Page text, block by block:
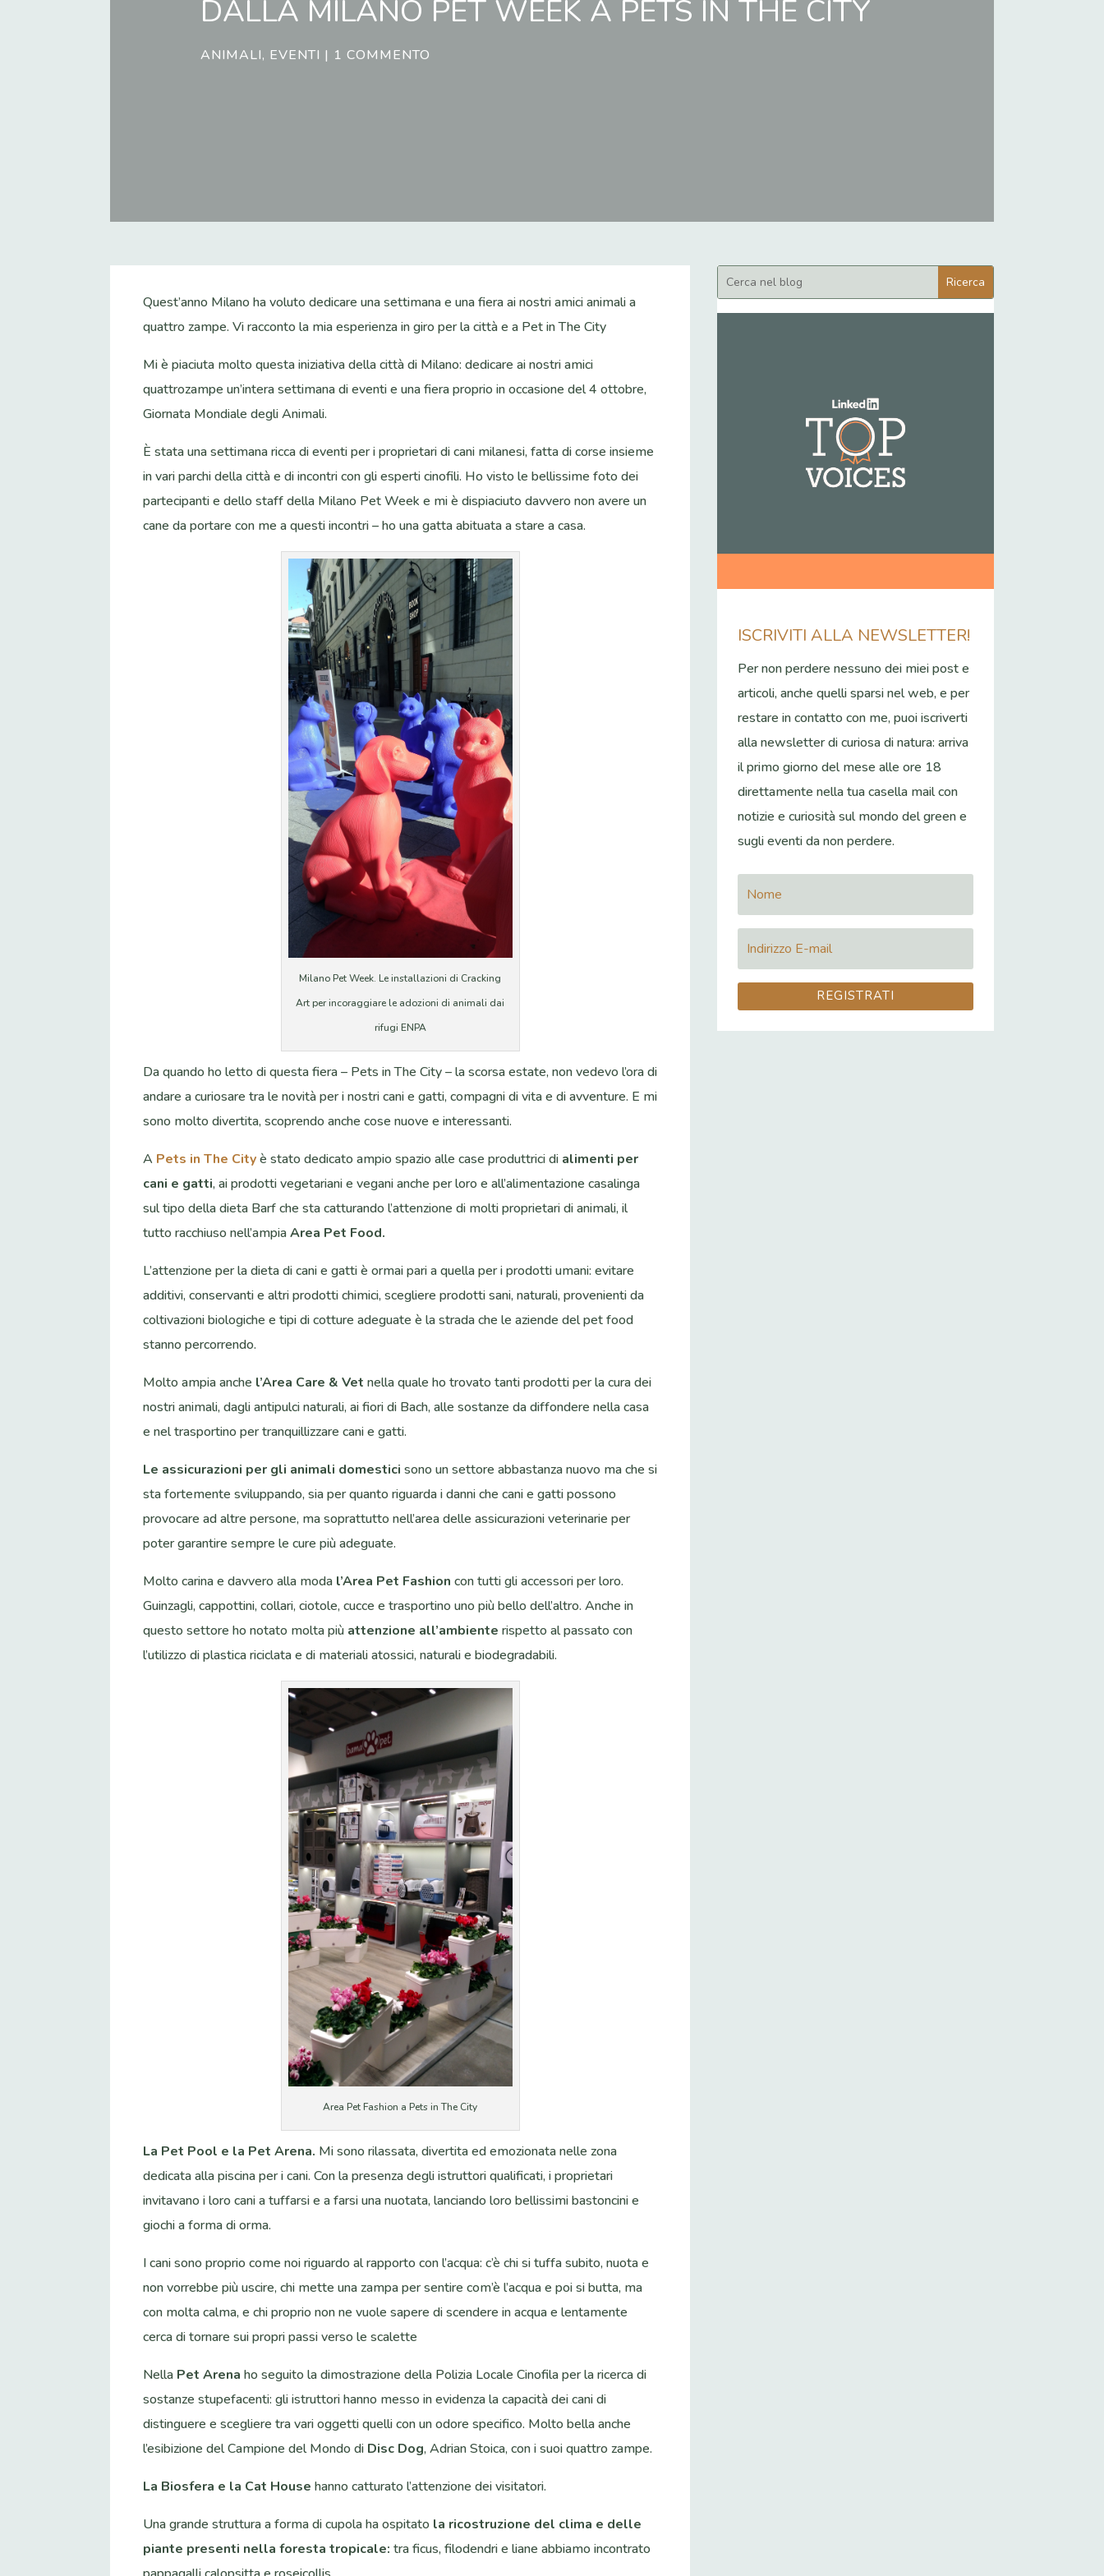
DALLA MILANO PET WEEK A PETS IN THE CITY
ANIMALI, EVENTI | 1 COMMENTO
Quest’anno Milano ha voluto dedicare una settimana e una fiera ai nostri amici animali a
quattro zampe. Vi racconto la mia esperienza in giro per la città e a Pet in The City
Mi è piaciuta molto questa iniziativa della città di Milano: dedicare ai nostri amici
quattrozampe un’intera settimana di eventi e una fiera proprio in occasione del 4 ottobre,
Giornata Mondiale degli Animali.
È stata una settimana ricca di eventi per i proprietari di cani milanesi, fatta di corse insieme
in vari parchi della città e di incontri con gli esperti cinofili. Ho visto le bellissime foto dei
partecipanti e dello staff della Milano Pet Week e mi è dispiaciuto davvero non avere un
cane da portare con me a questi incontri – ho una gatta abituata a stare a casa.
Milano Pet Week. Le installazioni di Cracking
Art per incoraggiare le adozioni di animali dai
rifugi ENPA
Da quando ho letto di questa fiera – Pets in The City – la scorsa estate, non vedevo l’ora di
andare a curiosare tra le novità per i nostri cani e gatti, compagni di vita e di avventure. E mi
sono molto divertita, scoprendo anche cose nuove e interessanti.
A Pets in The Cityè stato dedicato ampio spazio alle case produttrici di alimenti per
cani e gatti, ai prodotti vegetariani e vegani anche per loro e all’alimentazione casalinga
sul tipo della dieta Barf che sta catturando l’attenzione di molti proprietari di animali, il
tutto racchiuso nell’ampiaArea Pet Food.
L’attenzione per la dieta di cani e gatti è ormai pari a quella per i prodotti umani: evitare
additivi, conservanti e altri prodotti chimici, scegliere prodotti sani, naturali, provenienti da
coltivazioni biologiche e tipi di cotture adeguate è la strada che le aziende del pet food
stanno percorrendo.
Molto ampia anche l’Area Care & Vet nella quale ho trovato tanti prodotti per la cura dei
nostri animali, dagli antipulci naturali, ai fiori di Bach, alle sostanze da diffondere nella casa
e nel trasportino per tranquillizzare cani e gatti.
Le assicurazioni per gli animali domestici sono un settore abbastanza nuovo ma che si
sta fortemente sviluppando, sia per quanto riguarda i danni che cani e gatti possono
provocare ad altre persone, ma soprattutto nell’area delle assicurazioni veterinarie per
poter garantire sempre le cure più adeguate.
Molto carina e davvero alla moda l’Area Pet Fashion con tutti gli accessori per loro.
Guinzagli, cappottini, collari, ciotole, cucce e trasportino uno più bello dell’altro. Anche in
questo settore ho notato molta più attenzione all’ambiente rispetto al passato con
l’utilizzo di plastica riciclata e di materiali atossici, naturali e biodegradabili.
Area Pet Fashion a Pets in The City
La Pet Pool e la Pet Arena. Mi sono rilassata, divertita ed emozionata nelle zona
dedicata alla piscina per i cani. Con la presenza degli istruttori qualificati, i proprietari
invitavano i loro cani a tuffarsi e a farsi una nuotata, lanciando loro bellissimi bastoncini e
giochi a forma di orma.
I cani sono proprio come noi riguardo al rapporto con l’acqua: c’è chi si tuffa subito, nuota e
non vorrebbe più uscire, chi mette una zampa per sentire com’è l’acqua e poi si butta, ma
con molta calma, e chi proprio non ne vuole sapere di scendere in acqua e lentamente
cerca di tornare sui propri passi verso le scalette
Nella Pet Arena ho seguito la dimostrazione della Polizia Locale Cinofila per la ricerca di
sostanze stupefacenti: gli istruttori hanno messo in evidenza la capacità dei cani di
distinguere e scegliere tra vari oggetti quelli con un odore specifico. Molto bella anche
l’esibizione del Campione del Mondo di Disc Dog, Adrian Stoica, con i suoi quattro zampe.
La Biosfera e la Cat House hanno catturato l’attenzione dei visitatori.
Una grande struttura a forma di cupola ha ospitato la ricostruzione del clima e delle
piante presenti nella foresta tropicale: tra ficus, filodendri e liane abbiamo incontrato
ISCRIVITI ALLA NEWSLETTER!
Per non perdere nessuno dei miei post e
articoli, anche quelli sparsi nel web, e per
restare in contatto con me, puoi iscriverti
alla newsletter di curiosa di natura: arriva
il primo giorno del mese alle ore 18
direttamente nella tua casella mail con
notizie e curiosità sul mondo del green e
sugli eventi da non perdere.
REGISTRATI